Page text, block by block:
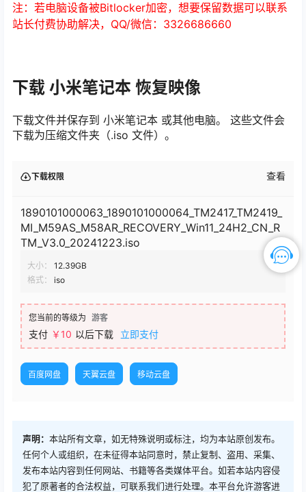
注：若电脑设备被Bitlocker加密，想要保留数据可以联系
站长付费协助解决，QQ/微信：3326686660
下载 小米笔记本 恢复映像
下载文件并保存到 小米笔记本 或其他电脑。 这些文件会
下载为压缩文件夹（.iso 文件）。
下载权限 查看
1890101000063_1890101000064_TM2417_TM2419_
MI_M59AS_M58AR_RECOVERY_Win11_24H2_CN_R
TM_V3.0_20241223.iso
大小：
12.39GB
格式：
iso
您当前的等级为 游客
支付 ￥10 以后下载 立即支付
百度网盘 天翼云盘 移动云盘
声明： 本站所有文章，如无特殊说明或标注，均为本站原创发布。
任何个人或组织，在未征得本站同意时，禁止复制、盗用、采集、
发布本站内容到任何网站、书籍等各类媒体平台。如若本站内容侵
犯了原著者的合法权益，可联系我们进行处理。本平台允许游客进